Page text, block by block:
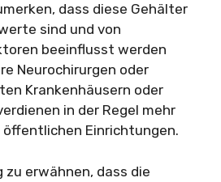
dass diese Gehälter
sind und von
beeinflusst werden
Neurochirurgen oder
Krankenhäusern oder
in der Regel mehr
öffentlichen Einrichtungen.
erwähnen, dass die